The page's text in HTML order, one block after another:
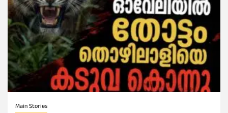
Main Stories